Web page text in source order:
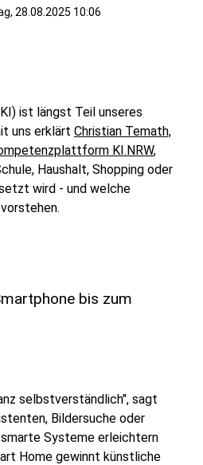
28.08.2025 10:06
ist längst Teil unseres
uns erklärt Christian Temath,
KI.NRW,
Haushalt, Shopping oder
wird - und welche
bis zum
selbstverständlich", sagt
Bildersuche oder
Systeme erleichtern
Home gewinnt künstliche